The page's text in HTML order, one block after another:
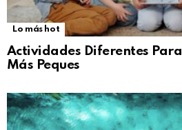
Lo más hot
Actividades Diferentes
Más Peques